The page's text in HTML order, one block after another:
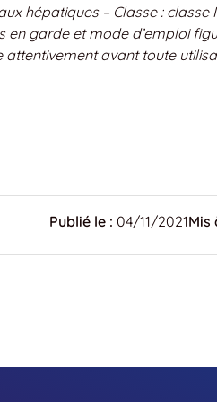
hépatiques – Classe : classe
en garde et mode d’emploi
attentivement avant toute
Publié le : 04/11/2021Mis